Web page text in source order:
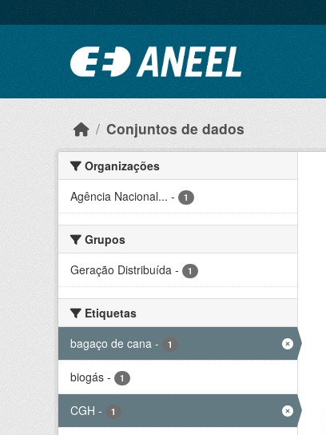
Conjuntos de dados
Organizações
Agência Nacional... - 1
Grupos
Geração Distribuída - 1
Etiquetas
bagaço de cana - 1
biogás - 1
CGH - 1